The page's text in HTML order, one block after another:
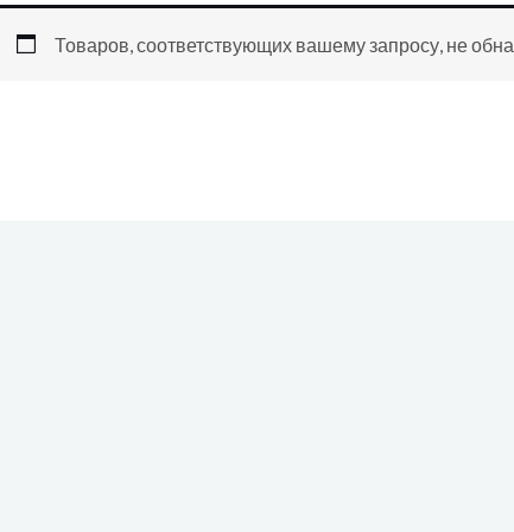
Товаров, соответствующих вашему запросу, не